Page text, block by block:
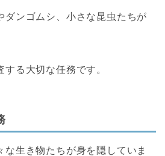
ダンゴムシ、小さな昆虫たちが
る大切な任務です。
な生き物たちが身を隠していま